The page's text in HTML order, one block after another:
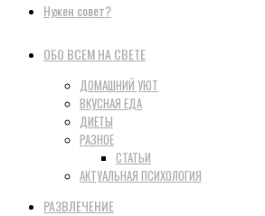
Нужен совет?
ОБО ВСЕМ НА СВЕТЕ
ДОМАШНИЙ УЮТ
ВКУСНАЯ ЕДА
ДИЕТЫ
РАЗНОЕ
СТАТЬИ
АКТУАЛЬНАЯ ПСИХОЛОГИЯ
РАЗВЛЕЧЕНИЕ